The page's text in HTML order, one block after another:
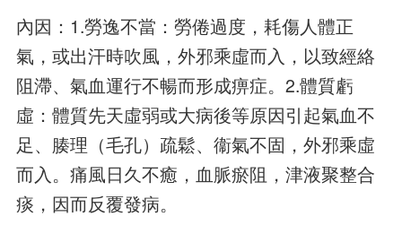
內因：1.勞逸不當：勞倦過度，耗傷人體正
氣，或出汗時吹風，外邪乘虛而入，以致經絡
阻滯、氣血運行不暢而形成痹症。2.體質虧
虛：體質先天虛弱或大病後等原因引起氣血不
足、腠理（毛孔）疏鬆、衞氣不固，外邪乘虛
而入。痛風日久不癒，血脈瘀阻，津液聚整合
痰，因而反覆發病。